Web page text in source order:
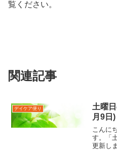
覧ください。
関連記事
デイケア便り
土曜
月9日)
こんに
す。「
更新し